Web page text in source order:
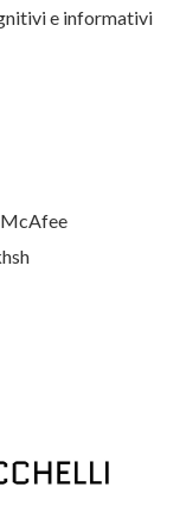
e informativi